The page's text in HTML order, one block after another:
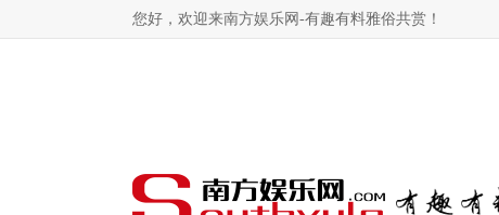
您好，欢迎来南方娱乐网-有趣有料雅俗共赏！